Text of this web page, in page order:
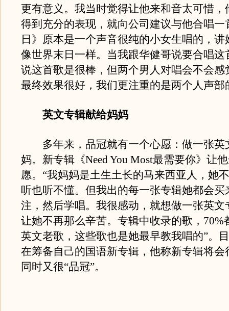
更有意义。我当时觉得让他来和音太可惜，
得到充分的表现，就向公司建议与他合唱一
日》原本是一个声音很纯的小女生唱的，讲
像世界末日一样。当我跟华健哥说要合唱这
说这首歌是很棒，但两个男人对唱会不会感
最终效果很好，我们更注重的是两个人声部
英文专辑献给妈妈
多年来，品冠就有一个心愿：做一张英
妈。新专辑《Need You Most最需要你》让
愿。“我妈妈是土生土长的马来西亚人，她
听也听不懂。但我出的每一张专辑她都会买
注，然后学唱。我很感动，就想做一张英文
让她不再那么辛苦。专辑中收录的歌，70%
英文老歌，这些歌也是她最早教我唱的”。
在筹备自己的国语新专辑，他称新专辑将会
同时又很“品冠”。